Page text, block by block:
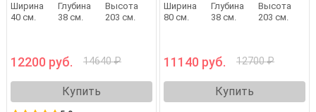
Ширина
40 см.
Глубина
38 см.
Высота
203 см.
12200 руб. 14640 ₽
Купить
Ширина
80 см.
Глубина
38 см.
Высота
203 см.
11140 руб. 12700 ₽
Купить